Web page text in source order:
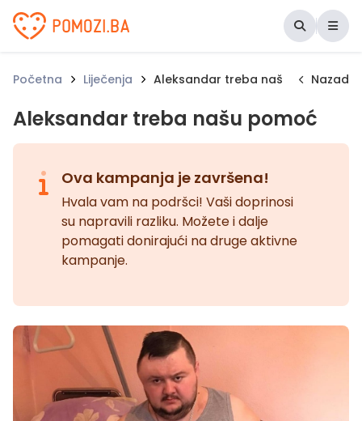
Udruženje Pomozi.ba
Početna Liječenja Aleksandar treba našu pomoć
Nazad
Aleksandar treba našu pomoć
Ova kampanja je završena!
Hvala vam na podršci! Vaši doprinosi
su napravili razliku. Možete i dalje
pomagati donirajući na druge aktivne
kampanje.